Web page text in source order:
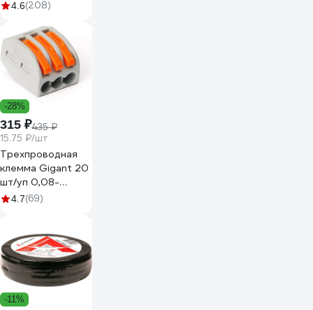
065
4.6(208)
-28%
315 ₽435 ₽
15.75 ₽/шт
Трехпроводная
клемма Gigant 20
шт/уп 0,08-
2,5(4)мм² GCT-
4.7(69)
-11%